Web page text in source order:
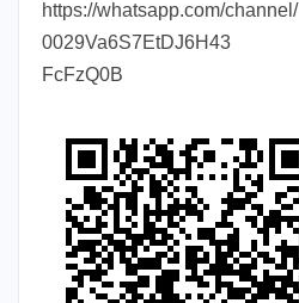
https://whatsapp.com/channel/
0029Va6S7EtDJ6H43
FcFzQ0B